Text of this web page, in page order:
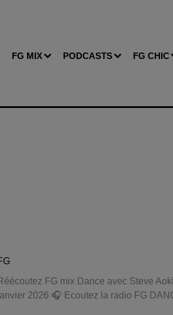
FG MIX PODCASTS FG CHIC
FG mix Dance avec Steve
2026 🎧 Ecoutez la radio FG